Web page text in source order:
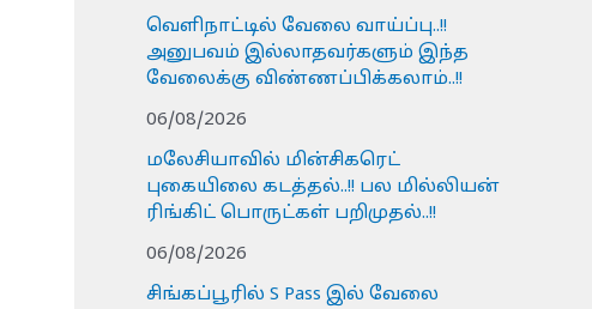
வெளிநாட்டில் வேலை வாய்ப்பு..!!
அனுபவம் இல்லாதவர்களும் இந்த
வேலைக்கு விண்ணப்பிக்கலாம்..!!
06/08/2026
மலேசியாவில் மின்சிகரெட்
புகையிலை கடத்தல்..!! பல மில்லியன்
ரிங்கிட் பொருட்கள் பறிமுதல்..!!
06/08/2026
சிங்கப்பூரில் S Pass இல் வேலை